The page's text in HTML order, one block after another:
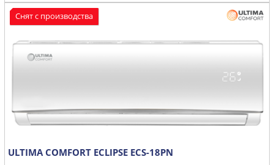
Снят с производства
ULTIMA COMFORT ECLIPSE ECS-18PN